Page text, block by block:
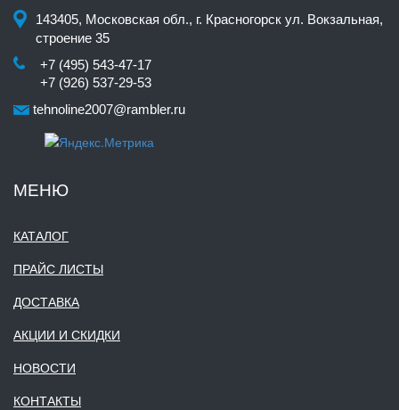
143405, Московская обл., г. Красногорск ул. Вокзальная,
строение 35
+7 (495) 543-47-17
+7 (926) 537-29-53
tehnoline2007@rambler.ru
МЕНЮ
КАТАЛОГ
ПРАЙС ЛИСТЫ
ДОСТАВКА
АКЦИИ И СКИДКИ
НОВОСТИ
КОНТАКТЫ